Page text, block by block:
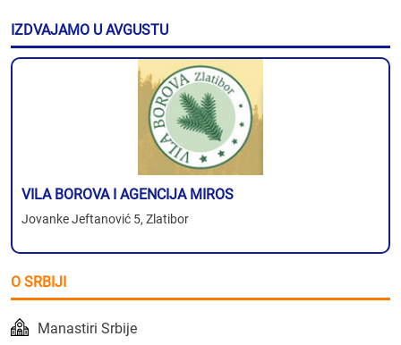
IZDVAJAMO U AVGUSTU
VILA BOROVA I AGENCIJA MIROS
Jovanke Jeftanović 5, Zlatibor
O SRBIJI
Manastiri Srbije